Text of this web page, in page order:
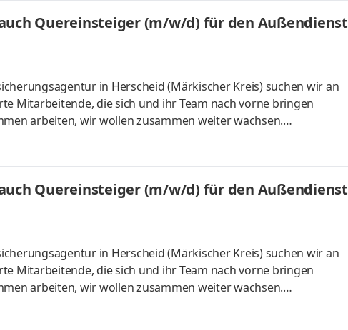
Quereinsteiger (m/w/d) für den Außendienst
in Herscheid (Märkischer Kreis) suchen wir an
Mitarbeitende, die sich und ihr Team nach vorne bringen
arbeiten, wir wollen zusammen weiter wachsen.
bieten wir sehr gute Perspektiven als
(m/w/d) für den Außendienst. Aufgaben Sie sind
für unsere Kunden und beraten bedarfsgerecht und
der LVM.
Quereinsteiger (m/w/d) für den Außendienst
in Herscheid (Märkischer Kreis) suchen wir an
Mitarbeitende, die sich und ihr Team nach vorne bringen
arbeiten, wir wollen zusammen weiter wachsen.
bieten wir sehr gute Perspektiven als
(m/w/d) für den Außendienst. Aufgaben Sie sind